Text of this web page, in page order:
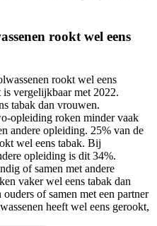
rookt wel eens
rookt wel eens
vergelijkbaar met 2022.
tabak dan vrouwen.
opleiding roken minder vaak
andere opleiding. 25% van de
wel eens tabak. Bij
opleiding is dit 34%.
of samen met andere
vaker wel eens tabak dan
of samen met een partner
heeft wel eens gerookt,